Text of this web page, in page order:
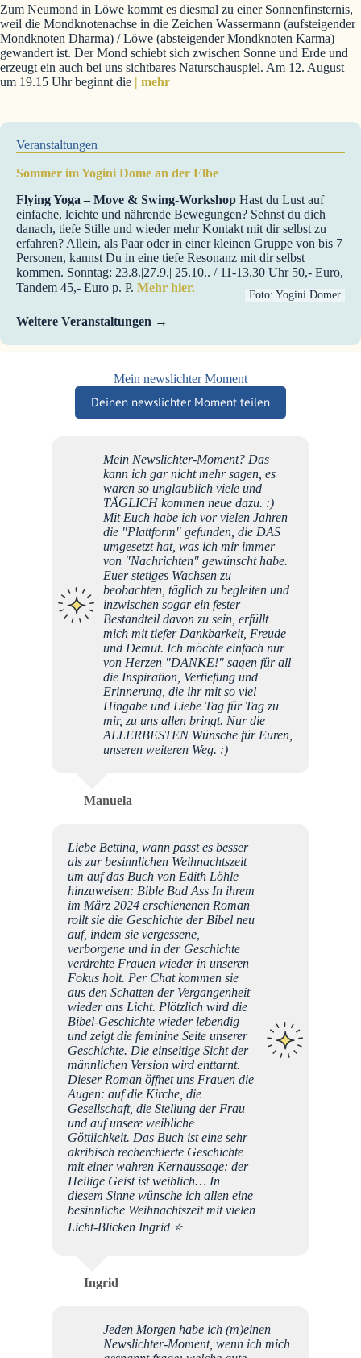
Zum Neumond in Löwe kommt es diesmal zu einer Sonnenfinsternis,
weil die Mondknotenachse in die Zeichen Wassermann (aufsteigender
Mondknoten Dharma) / Löwe (absteigender Mondknoten Karma)
gewandert ist. Der Mond schiebt sich zwischen Sonne und Erde und
erzeugt ein auch bei uns sichtbares Naturschauspiel. Am 12. August
um 19.15 Uhr beginnt die | mehr
Veranstaltungen
Sommer im Yogini Dome an der Elbe
Flying Yoga – Move & Swing-Workshop Hast du Lust auf
einfache, leichte und nährende Bewegungen? Sehnst du dich
danach, tiefe Stille und wieder mehr Kontakt mit dir selbst zu
erfahren? Allein, als Paar oder in einer kleinen Gruppe von bis 7
Personen, kannst Du in eine tiefe Resonanz mit dir selbst
kommen. Sonntag: 23.8.|27.9.| 25.10.. / 11-13.30 Uhr 50,- Euro,
Tandem 45,- Euro p. P. Mehr hier.
Foto: Yogini Domer
Weitere Veranstaltungen
Mein newslichter Moment
Deinen newslichter Moment teilen
Mein Newslichter-Moment? Das
kann ich gar nicht mehr sagen, es
waren so unglaublich viele und
TÄGLICH kommen neue dazu. :)
Mit Euch habe ich vor vielen Jahren
die "Plattform" gefunden, die DAS
umgesetzt hat, was ich mir immer
von "Nachrichten" gewünscht habe.
Euer stetiges Wachsen zu
beobachten, täglich zu begleiten und
inzwischen sogar ein fester
Bestandteil davon zu sein, erfüllt
mich mit tiefer Dankbarkeit, Freude
und Demut. Ich möchte einfach nur
von Herzen "DANKE!" sagen für all
die Inspiration, Vertiefung und
Erinnerung, die ihr mit so viel
Hingabe und Liebe Tag für Tag zu
mir, zu uns allen bringt. Nur die
ALLERBESTEN Wünsche für Euren,
unseren weiteren Weg. :)
Manuela
Liebe Bettina, wann passt es besser
als zur besinnlichen Weihnachtszeit
um auf das Buch von Edith Löhle
hinzuweisen: Bible Bad Ass In ihrem
im März 2024 erschienenen Roman
rollt sie die Geschichte der Bibel neu
auf, indem sie vergessene,
verborgene und in der Geschichte
verdrehte Frauen wieder in unseren
Fokus holt. Per Chat kommen sie
aus den Schatten der Vergangenheit
wieder ans Licht. Plötzlich wird die
Bibel-Geschichte wieder lebendig
und zeigt die feminine Seite unserer
Geschichte. Die einseitige Sicht der
männlichen Version wird enttarnt.
Dieser Roman öffnet uns Frauen die
Augen: auf die Kirche, die
Gesellschaft, die Stellung der Frau
und auf unsere weibliche
Göttlichkeit. Das Buch ist eine sehr
akribisch recherchierte Geschichte
mit einer wahren Kernaussage: der
Heilige Geist ist weiblich… In
diesem Sinne wünsche ich allen eine
besinnliche Weihnachtszeit mit vielen
Licht-Blicken Ingrid ⭐️
Ingrid
Jeden Morgen habe ich (m)einen
Newslichter-Moment, wenn ich mich